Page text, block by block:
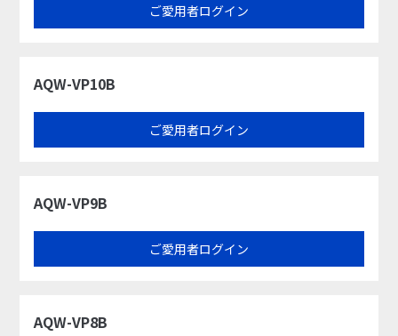
ご愛用者ログイン
AQW-VP10B
ご愛用者ログイン
AQW-VP9B
ご愛用者ログイン
AQW-VP8B